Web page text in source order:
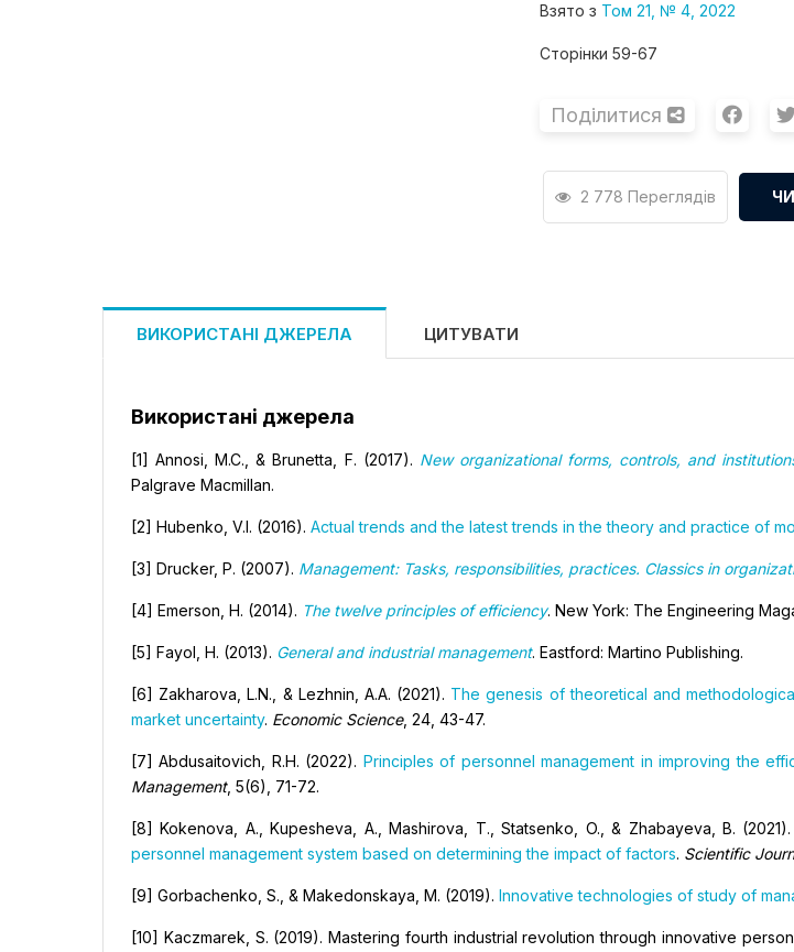
Взято з Том 21, № 4, 2022
Сторінки 59-67
Поділитися
2 778 Переглядів
ВИКОРИСТАНІ ДЖЕРЕЛА ЦИТУВАТИ
Використані джерела
[1] Annosi, M.C., & Brunetta, F. (2017). New organizational forms, controls, and
Palgrave Macmillan.
[2] Hubenko, V.I. (2016). Actual trends and the latest trends in the theory and practice of
[3] Drucker, P. (2007). Management: Tasks, responsibilities, practices. Classics in
[4] Emerson, H. (2014). The twelve principles of efficiency. New York: The Engineering
[5] Fayol, H. (2013). General and industrial management. Eastford: Martino Publishing.
[6] Zakharova, L.N., & Lezhnin, A.A. (2021). The genesis of theoretical and
market uncertainty. Economic Science, 24, 43-47.
[7] Abdusaitovich, R.H. (2022). Principles of personnel management in improving the
Management, 5(6), 71-72.
[8] Kokеnova, A., Kupesheva, A., Mashirova, T., Statsenko, O., & Zhabayeva, B. (2021).
personnel management system based on determining the impact of factors. Scientific
[9] Gorbachenko, S., & Makedonskaya, M. (2019). Innovative technologies of study of
[10] Kaczmarek, S. (2019). Mastering fourth industrial revolution through innovative